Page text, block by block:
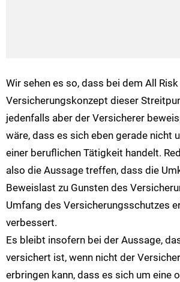
Wir sehen es so, dass bei dem All Risk
Versicherungskonzept dieser
jedenfalls aber der Versicherer
wäre, dass es sich eben gerade nicht
einer beruflichen Tätigkeit handelt.
also die Aussage treffen, dass die
Beweislast zu Gunsten des
Umfang des Versicherungsschutzes
verbessert.
Es bleibt insofern bei der Aussage,
versichert ist, wenn nicht der
erbringen kann, dass es sich um eine